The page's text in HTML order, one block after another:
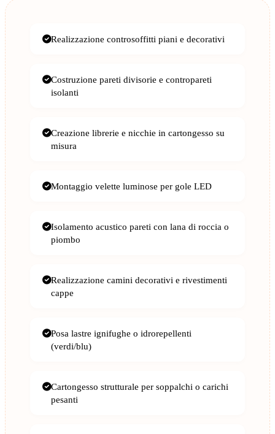
Realizzazione controsoffitti piani e decorativi
Costruzione pareti divisorie e contropareti
isolanti
Creazione librerie e nicchie in cartongesso su
misura
Montaggio velette luminose per gole LED
Isolamento acustico pareti con lana di roccia o
piombo
Realizzazione camini decorativi e rivestimenti
cappe
Posa lastre ignifughe o idrorepellenti
(verdi/blu)
Cartongesso strutturale per soppalchi o carichi
pesanti